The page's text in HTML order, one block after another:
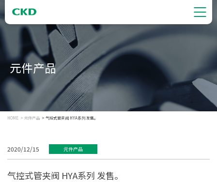
元件产品
HOME 元件产品 气控式管夹阀 HYA系列 发售。
2020/12/15 元件产品
气控式管夹阀 HYA系列 发售。